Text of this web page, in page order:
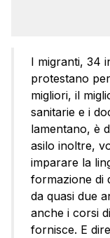
I migranti, 34
protestano
migliori, il
sanitarie e i
lamentano, è
asilo inoltre,
imparare la
formazione di
da quasi due
anche i corsi
fornisce. E